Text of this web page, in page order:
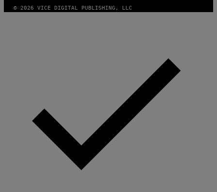
© 2026 VICE DIGITAL PUBLISHING, LLC